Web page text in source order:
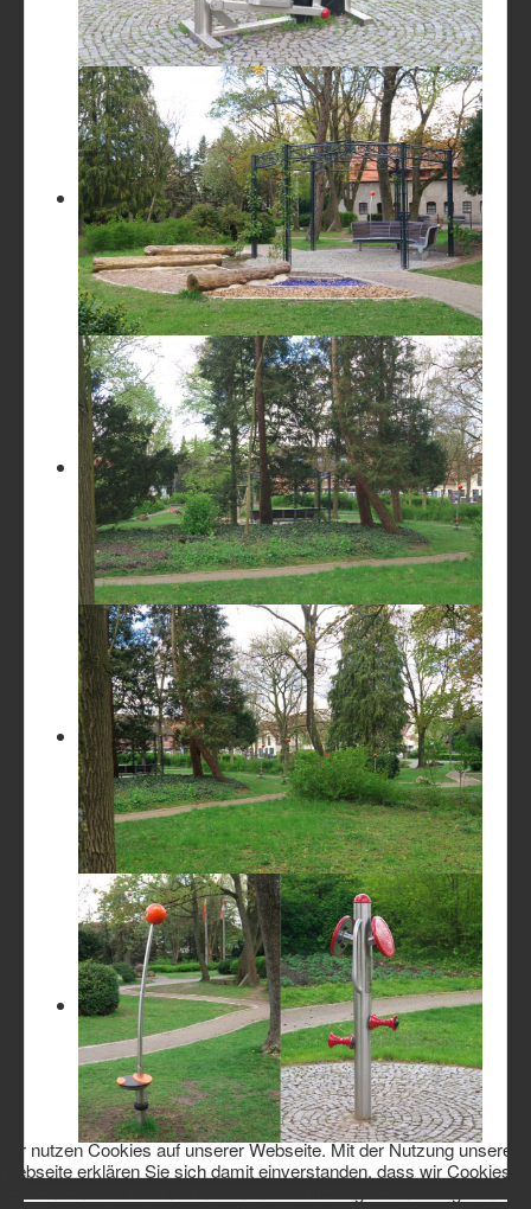
Wir nutzen Cookies auf unserer Webseite. Mit der Nutzung unserer
Webseite erklären Sie sich damit einverstanden, dass wir Cookies